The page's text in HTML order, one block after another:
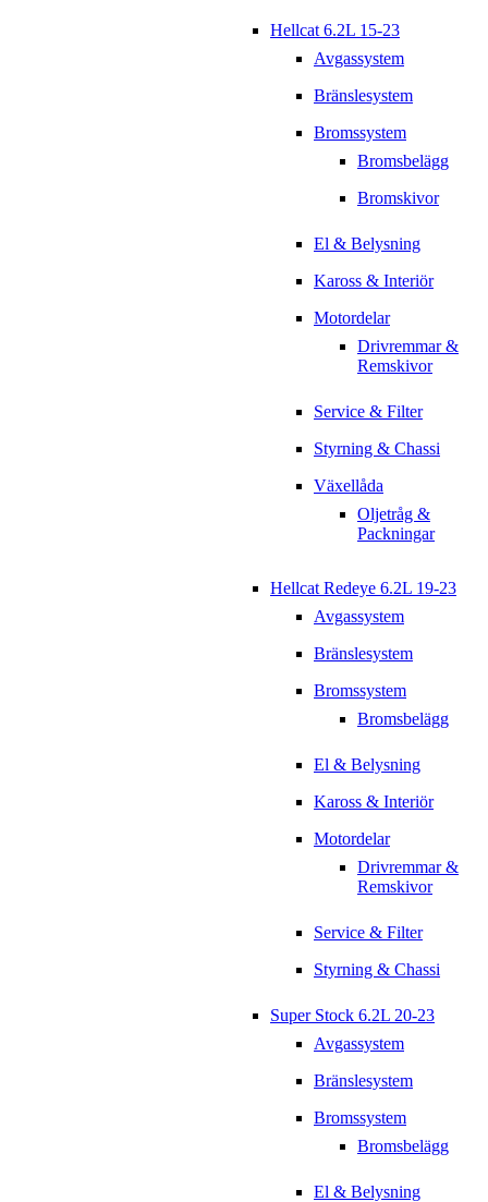
Hellcat 6.2L 15-23
Avgassystem
Bränslesystem
Bromssystem
Bromsbelägg
Bromskivor
El & Belysning
Kaross & Interiör
Motordelar
Drivremmar &
Remskivor
Service & Filter
Styrning & Chassi
Växellåda
Oljetråg &
Packningar
Hellcat Redeye 6.2L 19-23
Avgassystem
Bränslesystem
Bromssystem
Bromsbelägg
El & Belysning
Kaross & Interiör
Motordelar
Drivremmar &
Remskivor
Service & Filter
Styrning & Chassi
Super Stock 6.2L 20-23
Avgassystem
Bränslesystem
Bromssystem
Bromsbelägg
El & Belysning